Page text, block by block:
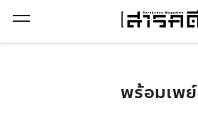
พร้อมเพย์